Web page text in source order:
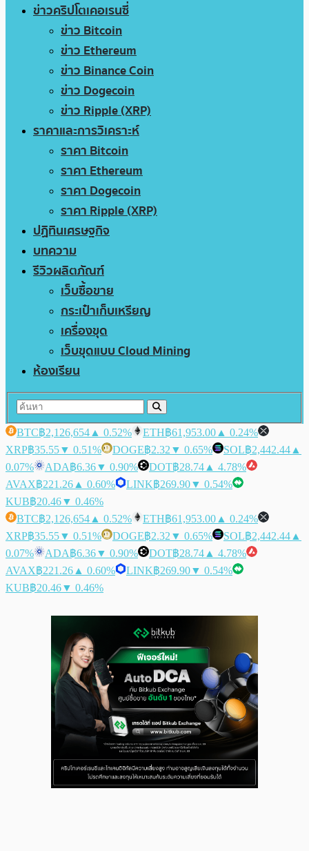
ข่าวคริปโตเคอเรนซี่
ข่าว Bitcoin
ข่าว Ethereum
ข่าว Binance Coin
ข่าว Dogecoin
ข่าว Ripple (XRP)
ราคาและการวิเคราะห์
ราคา Bitcoin
ราคา Ethereum
ราคา Dogecoin
ราคา Ripple (XRP)
ปฏิทินเศรษฐกิจ
บทความ
รีวิวผลิตภัณฑ์
เว็บซื้อขาย
กระเป๋าเก็บเหรียญ
เครื่องขุด
เว็บขุดแบบ Cloud Mining
ห้องเรียน
BTC฿2,126,654 ▲ 0.52% ETH฿61,953.00 ▲ 0.24%
XRP฿35.55▼ 0.51% DOGE฿2.32 ▼ 0.65% SOL฿2,442.44 ▲
0.07%
ADA฿6.36▼ 0.90% DOT฿28.74 ▲ 4.78%
AVAX฿221.26 ▲ 0.60% LINK฿269.90▼ 0.54%
KUB฿20.46▼ 0.46%
BTC฿2,126,654 ▲ 0.52% ETH฿61,953.00 ▲ 0.24%
XRP฿35.55▼ 0.51% DOGE฿2.32 ▼ 0.65% SOL฿2,442.44 ▲
0.07%
ADA฿6.36▼ 0.90% DOT฿28.74 ▲ 4.78%
AVAX฿221.26 ▲ 0.60% LINK฿269.90▼ 0.54%
KUB฿20.46▼ 0.46%